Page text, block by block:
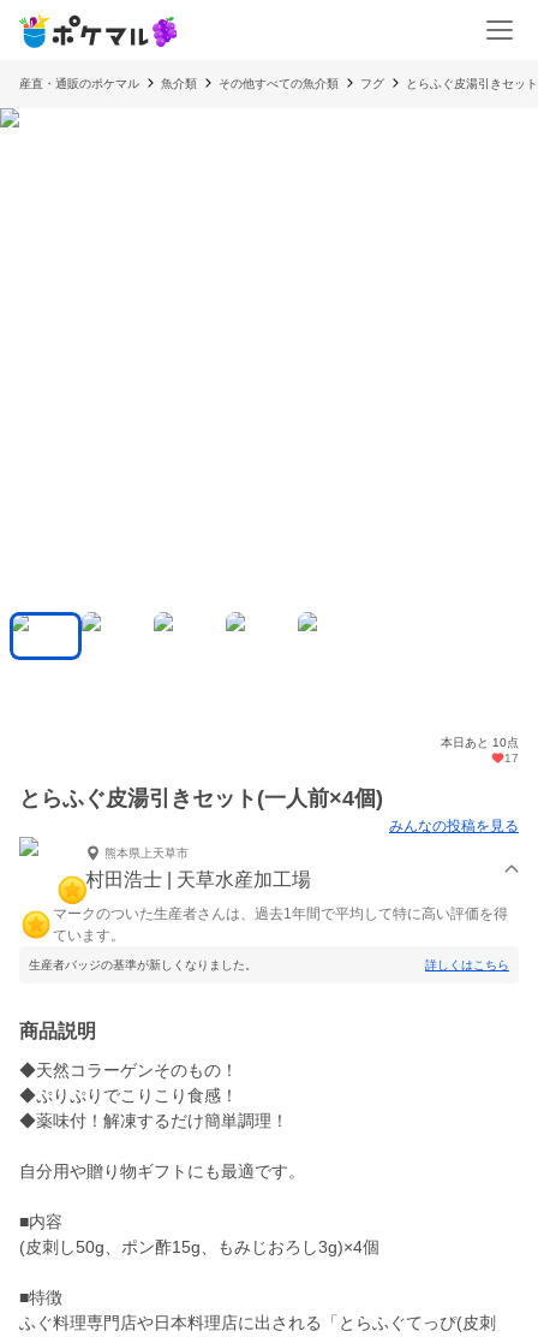
産直・通販のポケマル 魚介類 その他すべての魚介類 フグ とらふぐ皮湯引きセッ
本日あと 10点
17
とらふぐ皮湯引きセット(一人前×4個)
みんなの投稿を見る
熊本県上天草市
村田浩士 | 天草水産加工場
マークのついた生産者さんは、過去1年間で平均して特に高い評価を得
ています。
生産者バッジの基準が新しくなりました。 詳しくはこちら
商品説明
◆天然コラーゲンそのもの！
◆ぷりぷりでこりこり食感！
◆薬味付！解凍するだけ簡単調理！
自分用や贈り物ギフトにも最適です。
■内容
(皮刺し50g、ポン酢15g、もみじおろし3g)×4個
■特徴
ふぐ料理専門店や日本料理店に出される「とらふぐてっぴ(皮刺